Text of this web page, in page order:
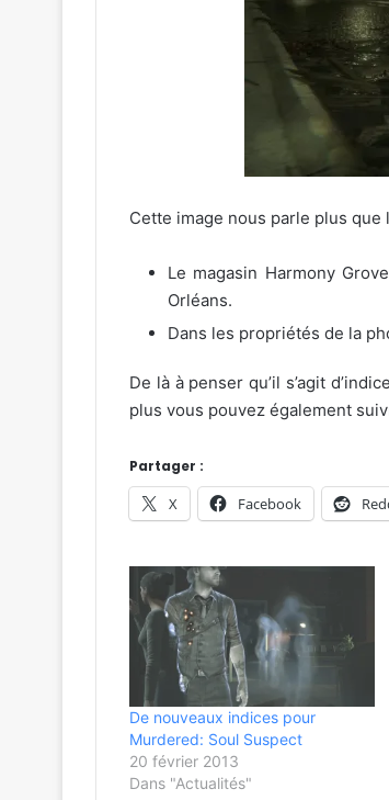
Cette image nous parle plus que
Le magasin Harmony
Orléans.
Dans les propriétés de la
De là à penser qu’il s’agit
plus vous pouvez également
Partager :
X Facebook
De nouveaux indices pour
Murdered: Soul Suspect
20 février 2013
Dans "Actualités"